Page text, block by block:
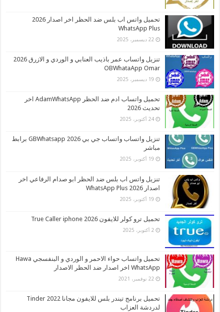
تحميل واتس اب بلس ضد الحظر اخر اصدار 2026
WhatsApp Plus
22 ديسمبر، 2025
تنزيل واتساب عمر باذيب العنابي و الوردي و الازرق 2026
OBWhataApp Omar
19 ديسمبر، 2025
تحميل واتساب ادم ضد الحظر AdamWhatsApp اخر
تحديث 2026
24 أكتوبر، 2025
تنزيل واتساب واتساب جي بي 2026 GBWhatsapp برابط
مباشر
19 أكتوبر، 2025
تنزيل واتس اب بلس ضد الحظر ابو صدام الرفاعي اخر
اصدار 2026 WhatsApp Plus
19 أكتوبر، 2025
تحميل ترو كولر للايفون 2026 True Caller iphone
2 أكتوبر، 2025
تحميل واتساب حواء الاحمر و الوردي و البنفسجي Hawa
WhatsApp اخر اصدار ضد الحظر الاصدار
22 نوفمبر، 2021
تحميل برنامج تيندر بلس للايفون مجانا 2022 Tinder
لدردشة العزاب